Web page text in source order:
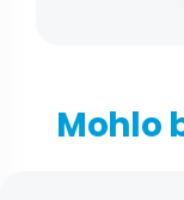
Mohlo